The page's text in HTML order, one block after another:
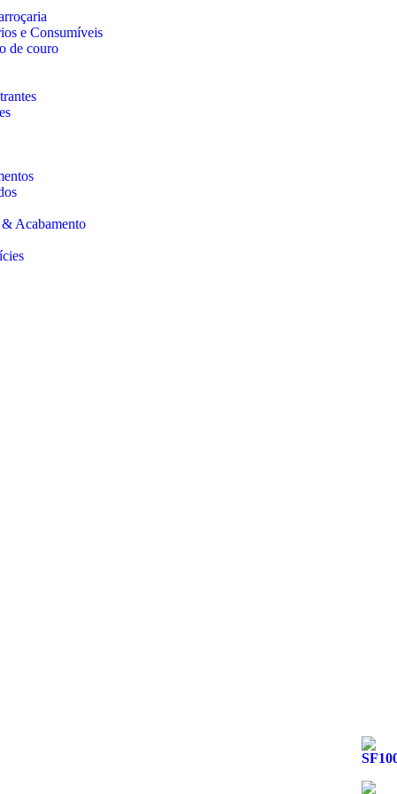
e Consumíveis
de couro
& Acabamento